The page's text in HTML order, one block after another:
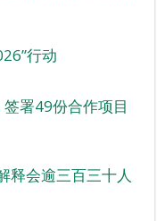
行动
署49份合作项目
释会逾三百三十人